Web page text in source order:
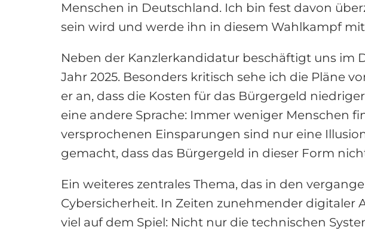
Menschen in Deutschland. Ich bin fest davon
sein wird und werde ihn in diesem Wahlkampf
Neben der Kanzlerkandidatur beschäftigt uns im
Jahr 2025. Besonders kritisch sehe ich die Pläne
er an, dass die Kosten für das Bürgergeld
eine andere Sprache: Immer weniger Menschen
versprochenen Einsparungen sind nur eine
gemacht, dass das Bürgergeld in dieser Form
Ein weiteres zentrales Thema, das in den
Cybersicherheit. In Zeiten zunehmender
viel auf dem Spiel: Nicht nur die technischen